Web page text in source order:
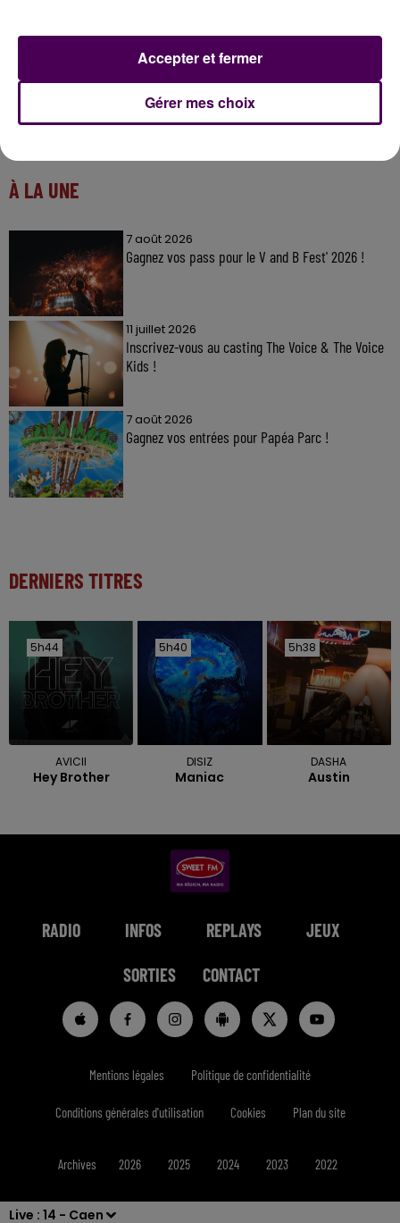
Live : 14 - Caen
À LA UNE
7 août 2026
Gagnez vos pass pour le V and B Fest' 2026 !
11 juillet 2026
Inscrivez-vous au casting The Voice & The Voice
Kids !
7 août 2026
Gagnez vos entrées pour Papéa Parc !
DERNIERS TITRES
5h44
5h44
AVICII
Hey Brother
5h40
5h40
DISIZ
Maniac
5h38
5h38
DASHA
Austin
RADIO INFOS REPLAYS JEUX
SORTIES CONTACT
Mentions légales Politique de confidentialité
Conditions générales d'utilisation Cookies Plan du site
Archives 2026 2025 2024 2023 2022
Gérer mes choix
Accepter et fermer